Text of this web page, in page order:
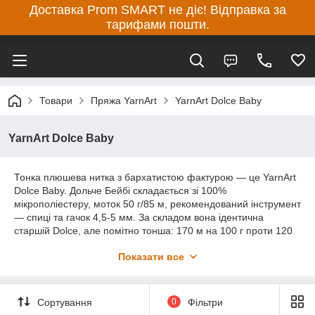
Доставка Prom SMART не діє! Відправка за
тарифами пошти.
Товари Пряжа YarnArt YarnArt Dolce Baby
YarnArt Dolce Baby
Тонка плюшева нитка з бархатистою фактурою — це YarnArt
Dolce Baby. Дольче Бейбі складається зі 100%
мікрополіестеру, моток 50 г/85 м, рекомендований інструмент
— спиці та гачок 4,5-5 мм. За складом вона ідентична
старшій Dolce, але помітно тонша: 170 м на 100 г проти 120
вироби та більше можливостей для дитячого одягу. Нитка
Не ковзає в роботі, не розшаровується, петлі лягають рівно-
зручна для початківців.
Показати все
Сортування 0 Фільтри